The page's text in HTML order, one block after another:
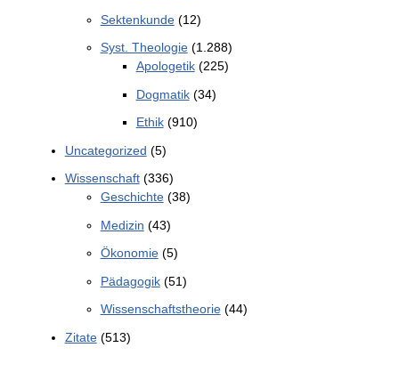
Sektenkunde(12)
Syst. Theologie(1.288)
Apologetik(225)
Dogmatik(34)
Ethik(910)
Uncategorized (5)
Wissenschaft(336)
Geschichte(38)
Medizin (43)
Ökonomie(5)
Pädagogik(51)
Wissenschaftstheorie(44)
Zitate(513)